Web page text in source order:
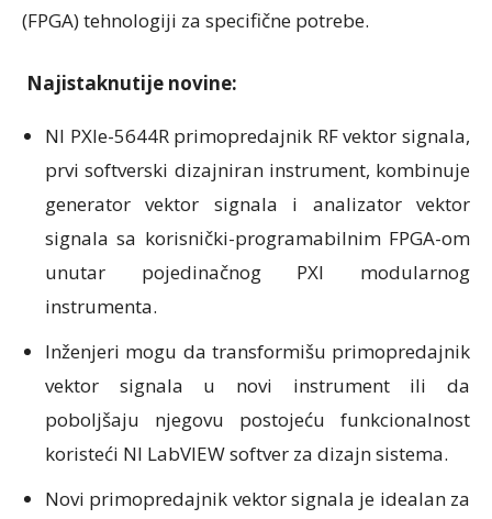
(FPGA) tehnologiji za specifične potrebe.
Najistaknutije novine:
NI PXIe-5644R primopredajnik RF vektor signala,
prvi softverski dizajniran instrument, kombinuje
generator vektor signala i analizator vektor
signala sa korisnički-programabilnim FPGA-om
unutar pojedinačnog PXI modularnog
instrumenta.
Inženjeri mogu da transformišu primopredajnik
vektor signala u novi instrument ili da
poboljšaju njegovu postojeću funkcionalnost
koristeći NI LabVIEW softver za dizajn sistema.
Novi primopredajnik vektor signala je idealan za